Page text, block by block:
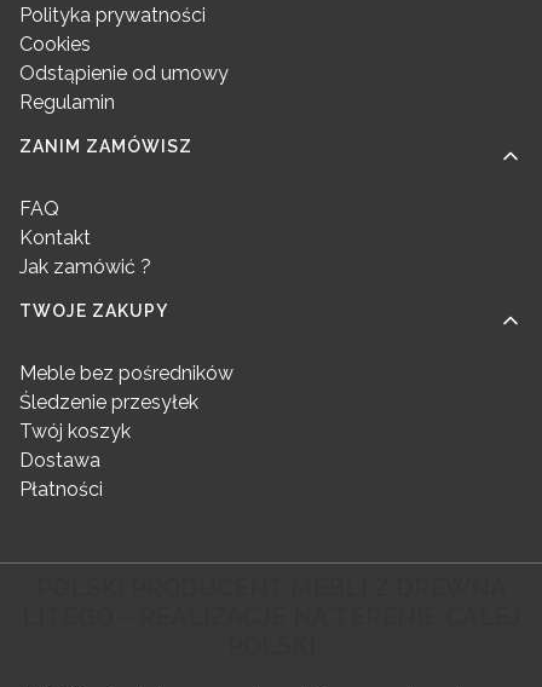
Polityka prywatności
Cookies
Odstąpienie od umowy
Regulamin
ZANIM ZAMÓWISZ
FAQ
Kontakt
Jak zamówić ?
TWOJE ZAKUPY
Meble bez pośredników
Śledzenie przesyłek
Twój koszyk
Dostawa
Płatności